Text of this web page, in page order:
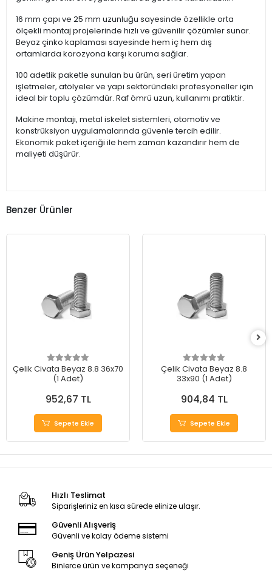
16 mm çapı ve 25 mm uzunluğu sayesinde özellikle orta
ölçekli montaj projelerinde hızlı ve güvenilir çözümler sunar.
Beyaz çinko kaplaması sayesinde hem iç hem dış
ortamlarda korozyona karşı koruma sağlar.
100 adetlik paketle sunulan bu ürün, seri üretim yapan
işletmeler, atölyeler ve yapı sektöründeki profesyoneller için
ideal bir toplu çözümdür. Raf ömrü uzun, kullanımı pratiktir.
Makine montajı, metal iskelet sistemleri, otomotiv ve
konstrüksiyon uygulamalarında güvenle tercih edilir.
Ekonomik paket içeriği ile hem zaman kazandırır hem de
maliyeti düşürür.
Benzer Ürünler
Çelik Civata Beyaz 8.8 36x70
(1 Adet)
952,67 TL
Sepete Ekle
Çelik Civata Beyaz 8.8
33x90 (1 Adet)
904,84 TL
Sepete Ekle
Hızlı Teslimat
Siparişleriniz en kısa sürede elinize ulaşır.
Güvenli Alışveriş
Güvenli ve kolay ödeme sistemi
Geniş Ürün Yelpazesi
Binlerce ürün ve kampanya seçeneği